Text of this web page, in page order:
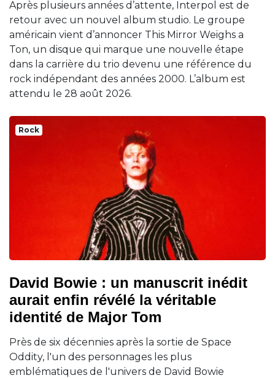
Après plusieurs années d’attente, Interpol est de
retour avec un nouvel album studio. Le groupe
américain vient d’annoncer This Mirror Weighs a
Ton, un disque qui marque une nouvelle étape
dans la carrière du trio devenu une référence du
rock indépendant des années 2000. L’album est
attendu le 28 août 2026.
Rock
David Bowie : un manuscrit inédit
aurait enfin révélé la véritable
identité de Major Tom
Près de six décennies après la sortie de Space
Oddity, l'un des personnages les plus
emblématiques de l'univers de David Bowie